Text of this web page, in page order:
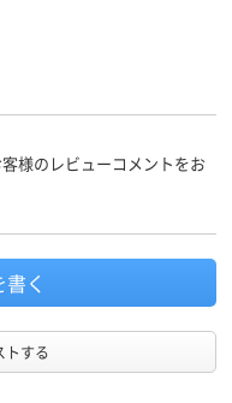
様のレビューコメントをお
く
トする